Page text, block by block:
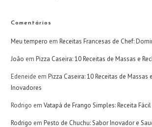
Comentários
Meu tempero emReceitas Francesas de Chef:
João emPizza Caseira: 10 Receitas de Massas e
Edeneide emPizza Caseira: 10 Receitas de Massas
Inovadores
Rodrigo emVatapá de Frango Simples: Receita Fácil
Rodrigo emPesto de Chuchu: Sabor Inovador e